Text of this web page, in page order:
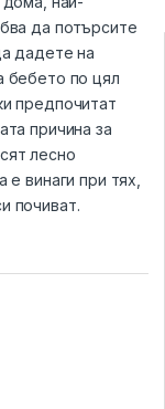
да потърсите
дадете на
бебето по цял
предпочитат
причина за
лесно
винаги при тях,
почиват.